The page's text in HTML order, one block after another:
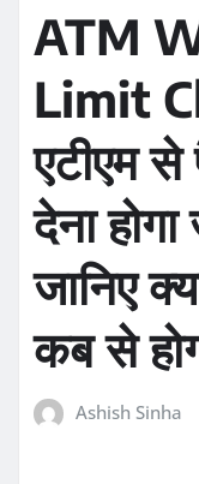
ATM
Limit
एटीएम
देना
जानिए
कब से
Ashish Sinha